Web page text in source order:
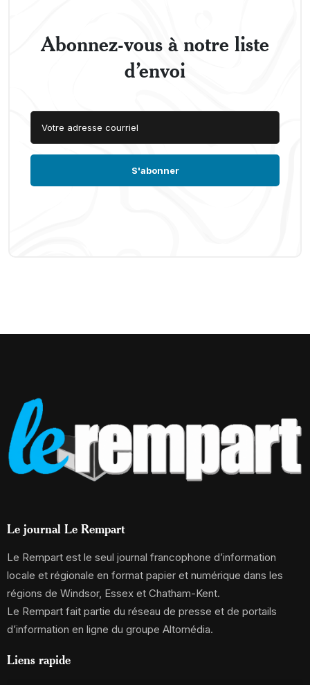
Abonnez-vous à notre liste
d’envoi
Le journal Le Rempart
Le Rempart est le seul journal francophone d’information
locale et régionale en format papier et numérique dans les
régions de Windsor, Essex et Chatham-Kent.
Le Rempart fait partie du réseau de presse et de portails
d’information en ligne du groupe Altomédia.
Liens rapide